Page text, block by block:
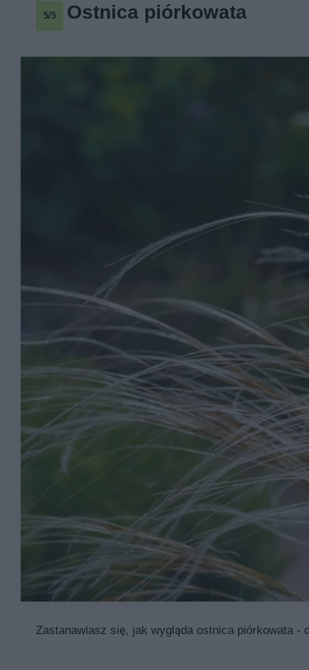
5/5 Ostnica piórkowata
Zastanawiasz się, jak wygląda ostnica piórkowata -